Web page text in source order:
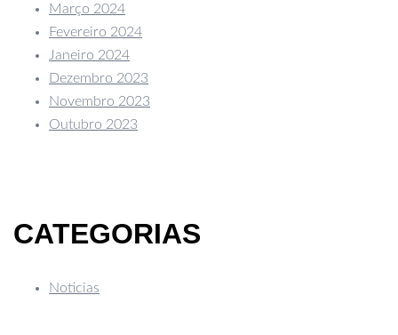
Março 2024
Fevereiro 2024
Janeiro 2024
Dezembro 2023
Novembro 2023
Outubro 2023
CATEGORIAS
Noticias